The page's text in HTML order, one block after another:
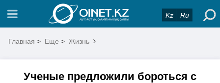
Kz Ru
Главная > Еще > Жизнь
Ученые предложили бороться с